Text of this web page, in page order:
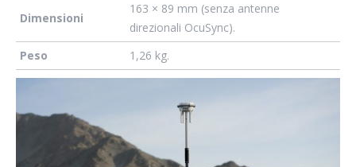
Dimensioni
163 × 89 mm (senza antenne
direzionali OcuSync).
Peso
1,26 kg.